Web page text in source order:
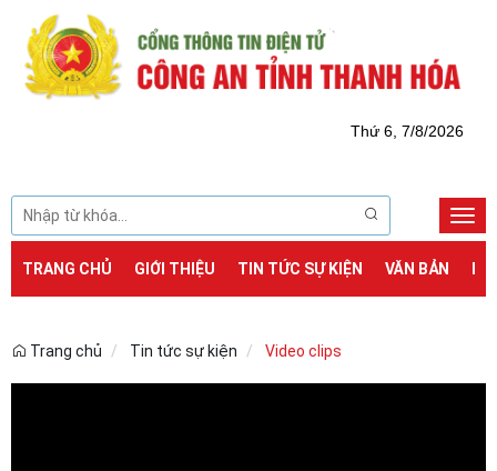
Thứ 6, 7/8/2026
TRANG CHỦ GIỚI THIỆU TIN TỨC SỰ KIỆN VĂN BẢN
Trang chủ Tin tức sự kiện Video clips